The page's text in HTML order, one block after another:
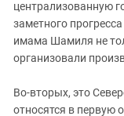
централизованную
заметного
имама Шамиля не
организовали
Во-вторых, это
относятся в первую